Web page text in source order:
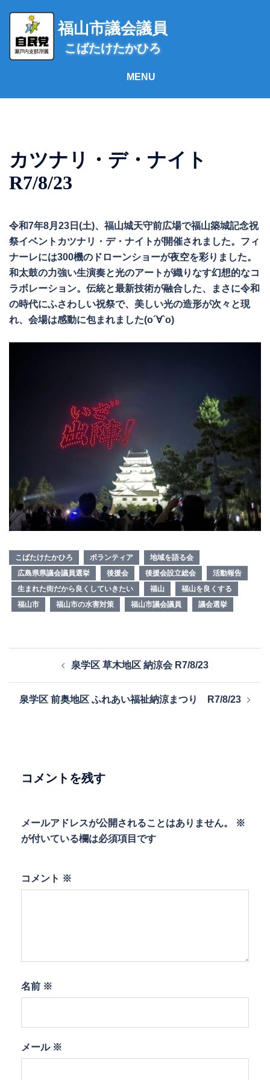
ス
福山市議会議員
こばたけたかひろ
カツナリ・デ・ナイト
R7/8/23
令和7年8月23日(土)、福山城天守前広場で福山築城記念祝
祭イベントカツナリ・デ・ナイトが開催されました。フィ
ナーレには300機のドローンショーが夜空を彩りました。
和太鼓の力強い生演奏と光のアートが織りなす幻想的なコ
ラボレーション。伝統と最新技術が融合した、まさに令和
の時代にふさわしい祝祭で、美しい光の造形が次々と現
れ、会場は感動に包まれました(о´∀`о)
こばたけたかひろ ボランティア
地域を語る会
広島県県議会議員選挙
後援会 後援会設立総会
活動報告
生まれた街だから良くしていきたい
福山
福山を良くする
福山市
福山市の水害対策 福山市議会議員 議会選挙
ビ
ョ
泉学区 草木地区 納涼会 R7/8/23
泉学区 前奥地区 ふれあい福祉納涼まつり R7/8/23
コメントを残す
メールアドレスが公開されることはありません。
※
が付いている欄は必須項目です
コメント ※
名前 ※
メール ※